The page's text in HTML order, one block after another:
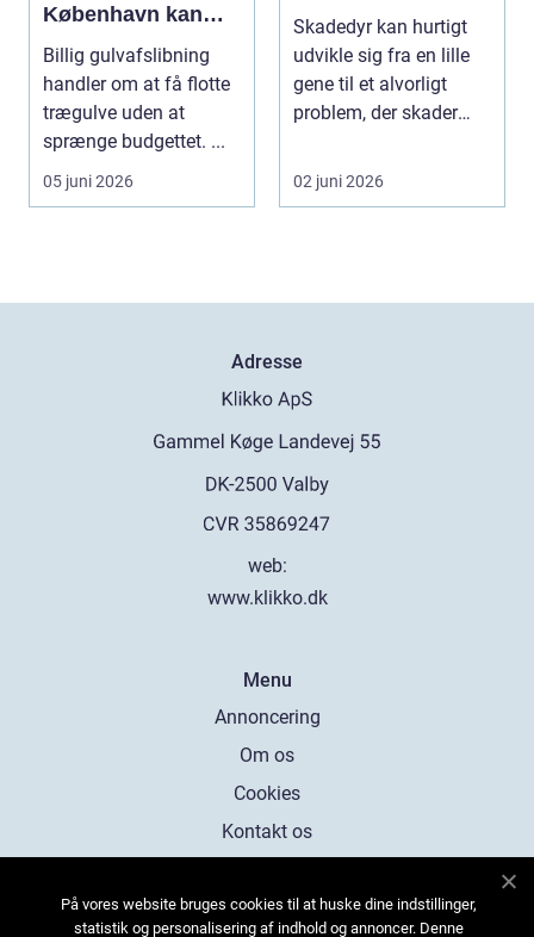
København kan
være vejen til
flottere gulve
Billig gulvafslibning
handler om at få flotte
trægulve uden at
sprænge budgettet. ...
05 juni 2026
Skadedyr kan hurtigt
udvikle sig fra en lille
gene til et alvorligt
problem, der skader
02 juni 2026
Adresse
web:
www.klikko.dk
Menu
Annoncering
Om os
Cookies
Kontakt os
På vores website bruges cookies til at huske dine indstillinger,
statistik og personalisering af indhold og annoncer. Denne